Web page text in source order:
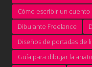
Cómo escribir un cuento
Dibujante Freelance
Diseños de portadas de
Guía para dibujar la